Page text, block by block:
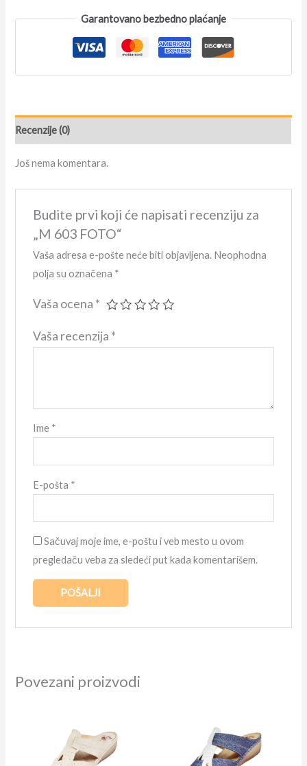
Garantovano bezbedno plaćanje
Recenzije (0)
Još nema komentara.
Budite prvi koji će napisati recenziju za
„M 603 FOTO“
Vaša adresa e-pošte neće biti objavljena. Neophodna
polja su označena *
Vaša ocena *
Vaša recenzija *
Ime *
E-pošta *
Sačuvaj moje ime, e-poštu i veb mesto u ovom
pregledaču veba za sledeći put kada komentarišem.
Povezani proizvodi